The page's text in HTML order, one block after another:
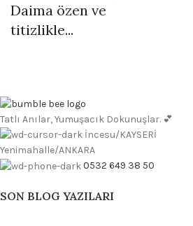
Daima özen ve
titizlikle...
Tatlı Anılar, Yumuşacık Dokunuşlar. 💕
İncesu/KAYSERİ
Yenimahalle/ANKARA
0532 649 38 50
SON BLOG YAZILARI